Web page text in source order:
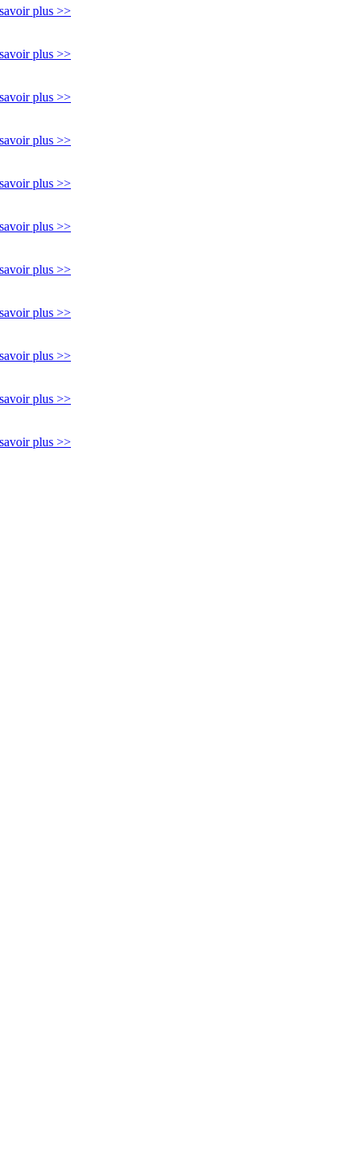
plus >>
plus >>
plus >>
plus >>
plus >>
plus >>
plus >>
plus >>
plus >>
plus >>
plus >>